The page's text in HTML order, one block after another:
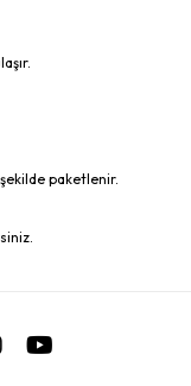
paketlenir.